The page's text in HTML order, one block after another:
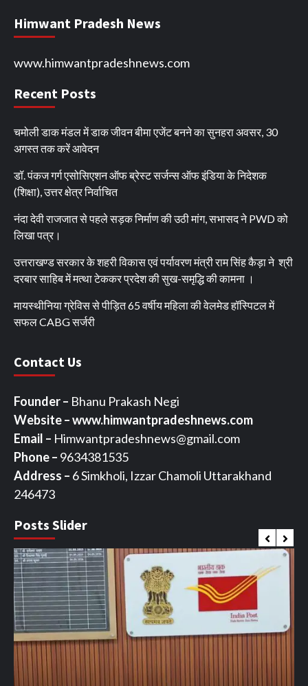
Himwant Pradesh News
www.himwantpradeshnews.com
Recent Posts
चमोली डाक मंडल में डाक जीवन बीमा एजेंट बनने का सुनहरा अवसर, 30
अगस्त तक करें आवेदन
डॉ. पंकज गर्ग एसोसिएशन ऑफ ब्रेस्ट सर्जन्स ऑफ इंडिया के निदेशक
(शिक्षा), उत्तर क्षेत्र निर्वाचित
नंदा देवी राजजात से पहले सड़क निर्माण की उठी मांग, सभासद ने PWD को
लिखा पत्र।
उत्तराखण्ड सरकार के शहरी विकास एवं पर्यावरण मंत्री राम सिंह कैड़ा ने श्री
दरबार साहिब में मत्था टेककर प्रदेश की सुख-समृद्धि की कामना ।
मायस्थीनिया ग्रेविस से पीड़ित 65 वर्षीय महिला की वेलमेड हॉस्पिटल में
सफल CABG सर्जरी
Contact Us
Founder – Bhanu Prakash Negi
Website – www.himwantpradeshnews.com
Email – Himwantpradeshnews@gmail.com
Phone – 9634381535
Address – 6 Simkholi, Izzar Chamoli Uttarakhand
246473
Posts Slider